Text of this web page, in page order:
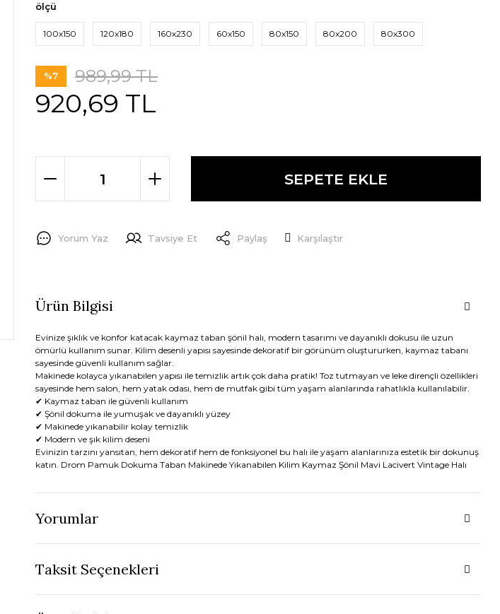
ölçü
100x150 120x180 160x230 60x150 80x150 80x200 80x300
%7 989,99 TL
920,69 TL
SEPETE EKLE
Yorum Yaz Tavsiye Et Paylaş Karşılaştır
Ürün Bilgisi
Evinize şıklık ve konfor katacak kaymaz taban şönil halı, modern tasarımı ve dayanıklı dokusu ile uzun
ömürlü kullanım sunar. Kilim desenli yapısı sayesinde dekoratif bir görünüm oluştururken, kaymaz tabanı
sayesinde güvenli kullanım sağlar.
Makinede kolayca yıkanabilen yapısı ile temizlik artık çok daha pratik! Toz tutmayan ve leke dirençli özellikleri
sayesinde hem salon, hem yatak odası, hem de mutfak gibi tüm yaşam alanlarında rahatlıkla kullanılabilir.
✔ Kaymaz taban ile güvenli kullanım
✔ Şönil dokuma ile yumuşak ve dayanıklı yüzey
✔ Makinede yıkanabilir kolay temizlik
✔ Modern ve şık kilim deseni
Evinizin tarzını yansıtan, hem dekoratif hem de fonksiyonel bu halı ile yaşam alanlarınıza estetik bir dokunuş
katın. Drom Pamuk Dokuma Taban Makinede Yıkanabilen Kilim Kaymaz Şönil Mavi Lacivert Vintage Halı
Yorumlar
Taksit Seçenekleri